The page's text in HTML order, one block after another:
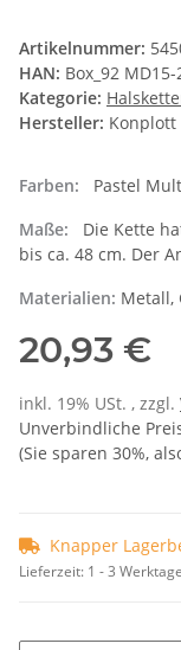
Artikelnummer:
HAN: Box_92 MD15-
Kategorie:
Hersteller: Konplott
Farben:
Pastel
Maße:
Die Kette
bis ca. 48 cm. Der
Materialien: Metall,
20,93 €
inkl. 19% USt. , zzgl.
Unverbindliche
(Sie sparen 30%,
Knapper
Lieferzeit: 1 - 3 Werktage